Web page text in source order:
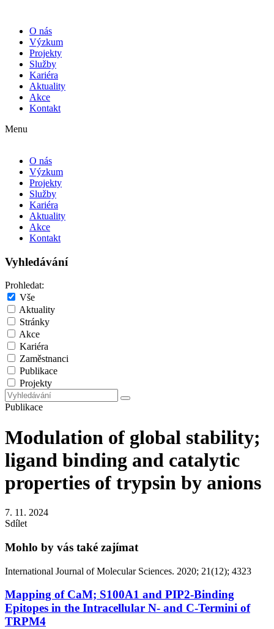
O nás
Výzkum
Projekty
Služby
Kariéra
Aktuality
Akce
Kontakt
Menu
O nás
Výzkum
Projekty
Služby
Kariéra
Aktuality
Akce
Kontakt
Vyhledávání
Prohledat:
Vše
Aktuality
Stránky
Akce
Kariéra
Zaměstnanci
Publikace
Projekty
Publikace
Modulation of global stability;
ligand binding and catalytic
properties of trypsin by anions
7. 11. 2024
Sdílet
Mohlo by vás také zajímat
International Journal of Molecular Sciences. 2020; 21(12); 4323
Mapping of CaM; S100A1 and PIP2-Binding
Epitopes in the Intracellular N- and C-Termini of
TRPM4